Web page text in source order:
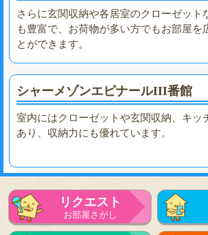
さらに玄関収納や各居室のクローゼット
も豊富で、お荷物が多い方でもお部屋を
とができます。
シャーメゾンエピナールIII番館
室内にはクローゼットや玄関収納、キッ
あり、収納力にも優れています。
リクエスト
お部屋さがし